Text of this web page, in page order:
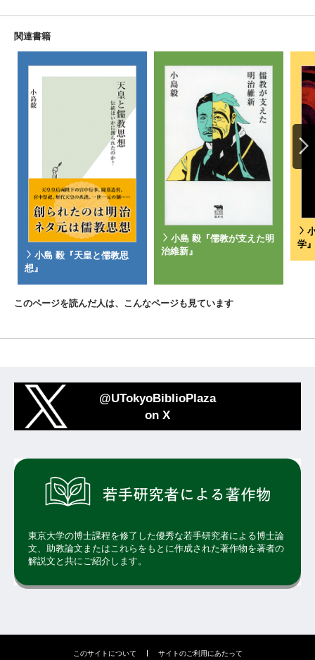
関連書籍
小島 毅『天皇と儒教思
想』
小島 毅『儒教が支えた明
治維新』
学』
このページを読んだ人は、こんなページも見ています
@UTokyoBiblioPlaza
on X
東京大学の博士課程を修了した優秀な若手研究者による博士論
文、助教論文またはこれらをもとに作成された著作物を著者の
解説文と共にご紹介します。
このサイトについて サイトのご利用にあたって